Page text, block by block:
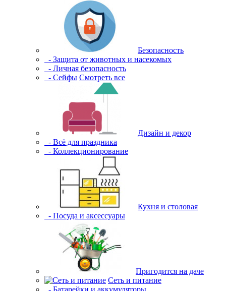
Безопасность
- Защита от животных и насекомых
- Личная безопасность
- Сейфы Смотреть все
Дизайн и декор
- Всё для праздника
- Коллекционирование
Кухня и столовая
- Посуда и аксессуары
Пригодится на даче
Сеть и питание
- Батарейки и аккумуляторы